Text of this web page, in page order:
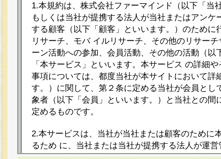
1.本規約は、株式会社ファーマインド（以下「当
もしくは当社が提携する法人が当社またはアンケ
する顧客（以下「顧客」といいます。）のために
リサーチ、モバ イルリサーチ、その他のリサー
ーン活動への参加、会員活動、その他の活動（以
「本サービス」といいます。本サービス の詳細
事項については、都度当社が本サイトにおいて詳
す。）に関して、第２条に定める当社が会員とし
象者（以下「会員」といいます。）と当社との間
定めるものです。
2.本サービスは、当社が当社または顧客のために
るため に、当社または当社が提携する法人が運
ト（以下「本サイト」といいます。）上に本サー